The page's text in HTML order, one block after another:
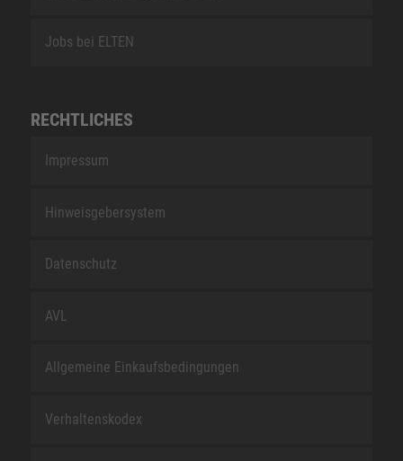
Jobs bei ELTEN
RECHTLICHES
Impressum
Hinweisgebersystem
Datenschutz
AVL
Allgemeine Einkaufsbedingungen
Verhaltenskodex